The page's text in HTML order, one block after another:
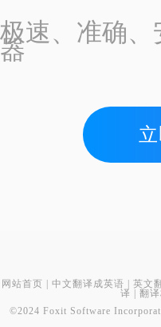
极速、准确
器
网站首页 中文翻译成英语 英文
译
翻
©2024 Foxit Software